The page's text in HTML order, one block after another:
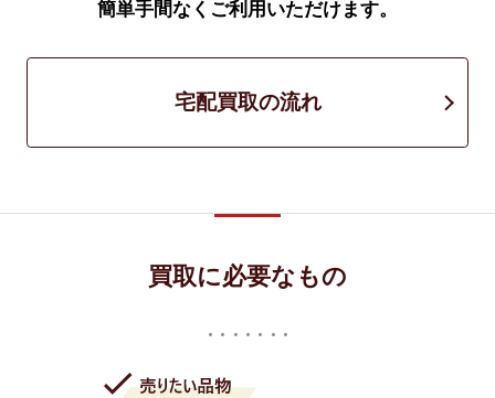
簡単手間なくご利用いただけます。
宅配買取の流れ
買取に必要なもの